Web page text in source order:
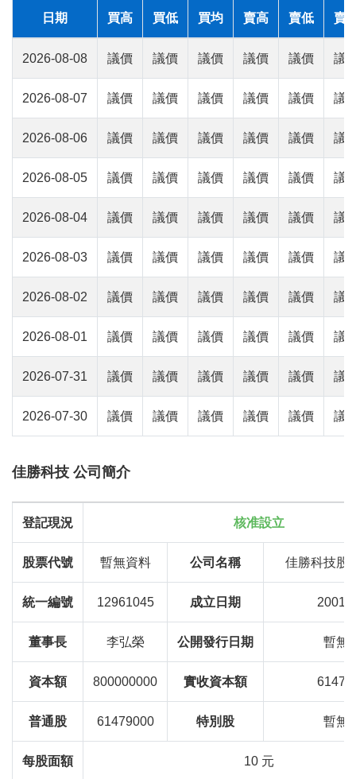
日期 買高 買低 買均 賣高 賣低 賣
2026-08-08 議價 議價 議價 議價 議價 議
2026-08-07 議價 議價 議價 議價 議價 議
2026-08-06 議價 議價 議價 議價 議價 議
2026-08-05 議價 議價 議價 議價 議價 議
2026-08-04 議價 議價 議價 議價 議價 議
2026-08-03 議價 議價 議價 議價 議價 議
2026-08-02 議價 議價 議價 議價 議價 議
2026-08-01 議價 議價 議價 議價 議價 議
2026-07-31 議價 議價 議價 議價 議價 議
2026-07-30 議價 議價 議價 議價 議價 議
佳勝科技 公司簡介
登記現況 核准設立
股票代號 暫無資料 公司名稱 佳勝科技股
統一編號 12961045 成立日期 2001-
董事長 李弘榮 公開發行日期 暫無
資本額 800000000 實收資本額
普通股 61479000 特別股 暫無
每股面額 10 元